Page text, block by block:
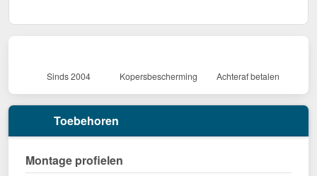
Sinds 2004 Kopersbescherming Achteraf betalen
Toebehoren
Montage profielen